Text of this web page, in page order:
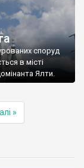
споруд
в місті
Ялти.
»